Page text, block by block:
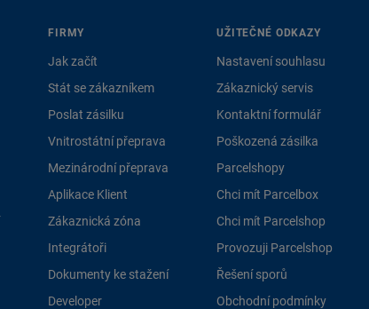
FIRMY
Jak začít
Stát se zákazníkem
Poslat zásilku
Vnitrostátní přeprava
Mezinárodní přeprava
Aplikace Klient
Zákaznická zóna
Integrátoři
Dokumenty ke stažení
Developer
UŽITEČNÉ ODKAZY
Nastavení souhlasu
Zákaznický servis
Kontaktní formulář
Poškozená zásilka
Parcelshopy
Chci mít Parcelbox
Chci mít Parcelshop
Provozuji Parcelshop
Řešení sporů
Obchodní podmínky